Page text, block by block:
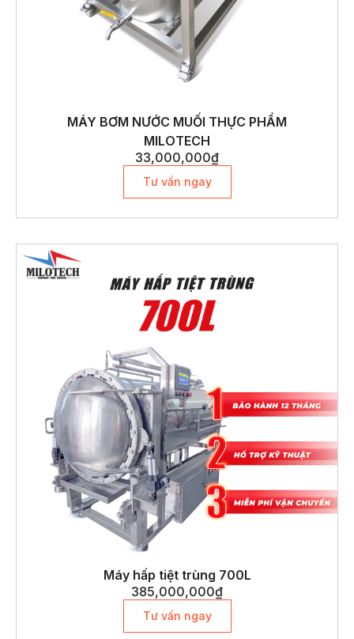
MÁY BƠM NƯỚC MUỐI THỰC PHẨM
MILOTECH
33,000,000₫
Tư vấn ngay
Máy hấp tiệt trùng 700L
385,000,000₫
Tư vấn ngay